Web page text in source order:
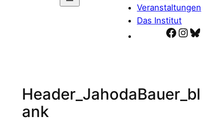
Veranstaltungen
Das Institut
Facebook
Header_JahodaBauer_bl
ank